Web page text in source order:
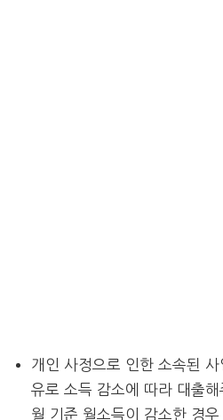
개인 사정으로 인한 소속된 사
유로 소득 감소에 따라 대출
월 기준 월소득이 감소한 경